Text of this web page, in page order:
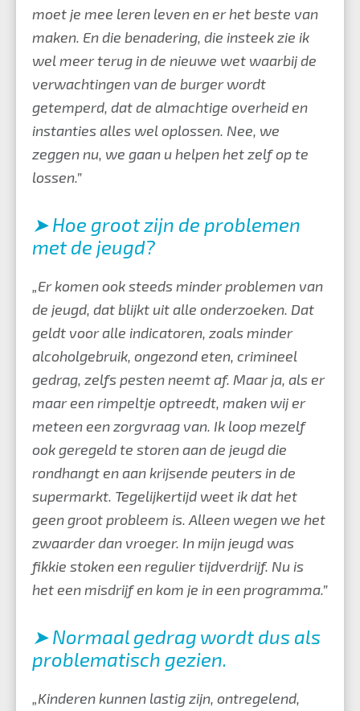
moet je mee leren leven en er het beste van
maken. En die benadering, die insteek zie ik
wel meer terug in de nieuwe wet waarbij de
verwachtingen van de burger wordt
getemperd, dat de almachtige overheid en
instanties alles wel oplossen. Nee, we
zeggen nu, we gaan u helpen het zelf op te
lossen.”
➤ Hoe groot zijn de problemen
met de jeugd?
„Er komen ook steeds minder problemen van
de jeugd, dat blijkt uit alle onderzoeken. Dat
geldt voor alle indicatoren, zoals minder
alcoholgebruik, ongezond eten, crimineel
gedrag, zelfs pesten neemt af. Maar ja, als er
maar een rimpeltje optreedt, maken wij er
meteen een zorgvraag van. Ik loop mezelf
ook geregeld te storen aan de jeugd die
rondhangt en aan krijsende peuters in de
supermarkt. Tegelijkertijd weet ik dat het
geen groot probleem is. Alleen wegen we het
zwaarder dan vroeger. In mijn jeugd was
fikkie stoken een regulier tijdverdrijf. Nu is
het een misdrijf en kom je in een programma.”
➤ Normaal gedrag wordt dus als
problematisch gezien.
„Kinderen kunnen lastig zijn, ontregelend,